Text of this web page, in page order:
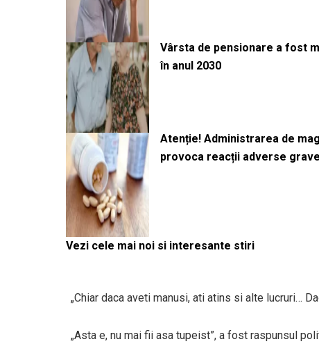
Vârsta de pensionare a fost
în anul 2030
Atenție! Administrarea de
provoca reacții adverse grave
Vezi cele mai noi si interesante stiri
„Chiar daca aveti manusi, ati atins si alte lucruri…
„Asta e, nu mai fii asa tupeist”, a fost raspunsul